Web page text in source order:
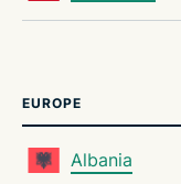
EUROPE
Albania